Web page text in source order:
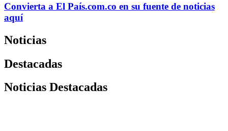
Convierta a El País.com.co en su fuente de noticias
aquí
Noticias
Destacadas
Noticias Destacadas